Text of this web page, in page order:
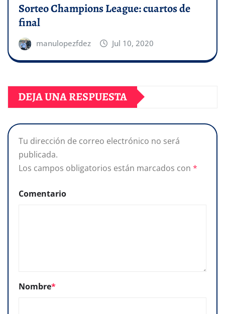
Sorteo Champions League: cuartos de
final
manulopezfdez Jul 10, 2020
DEJA UNA RESPUESTA
Tu dirección de correo electrónico no será
publicada.
Los campos obligatorios están marcados con *
Comentario
Nombre*